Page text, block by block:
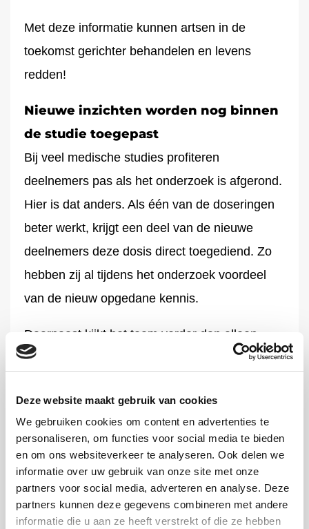
Deze website maakt gebruik van cookies
We gebruiken cookies om content en advertenties te
personaliseren, om functies voor social media te bieden
en om ons websiteverkeer te analyseren. Ook delen we
informatie over uw gebruik van onze site met onze
partners voor social media, adverteren en analyse. Deze
partners kunnen deze gegevens combineren met andere
informatie die u aan ze heeft verstrekt of die ze hebben
Met deze informatie kunnen artsen in de
toekomst gerichter behandelen en levens
redden!
Nieuwe inzichten worden nog binnen
de studie toegepast
Bij veel medische studies profiteren
deelnemers pas als het onderzoek is afgerond.
Hier is dat anders. Als één van de doseringen
beter werkt, krijgt een deel van de nieuwe
deelnemers deze dosis direct toegediend. Zo
hebben zij al tijdens het onderzoek voordeel
van de nieuw opgedane kennis.
Daarnaast kijkt het team verder dan alleen
trombose en bloedingen. Ze bestuderen ook de
concentratieproblemen. Én ze onderzoeken de
effecten op het herstel zes maanden na een
IC-opname. Met deze inzichten kunnen
zorgverleners patiënten beter begeleiden
tijdens én na een IC-opname.